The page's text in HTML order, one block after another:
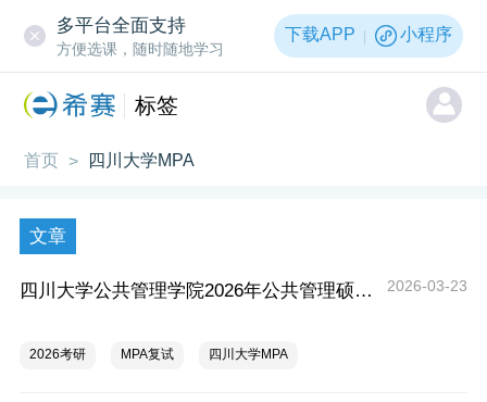
多平台全面支持
方便选课，随时随地学习
下载APP 小程序
标签
首页 > 四川大学MPA
文章
四川大学公共管理学院2026年公共管理硕士（MPA）招生复试通知 2026-03-23
2026考研 MPA复试 四川大学MPA